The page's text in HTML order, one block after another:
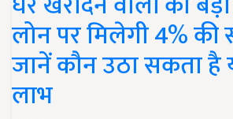
लोन पर मिलेगी 4% की
जानें कौन उठा सकता है
लाभ